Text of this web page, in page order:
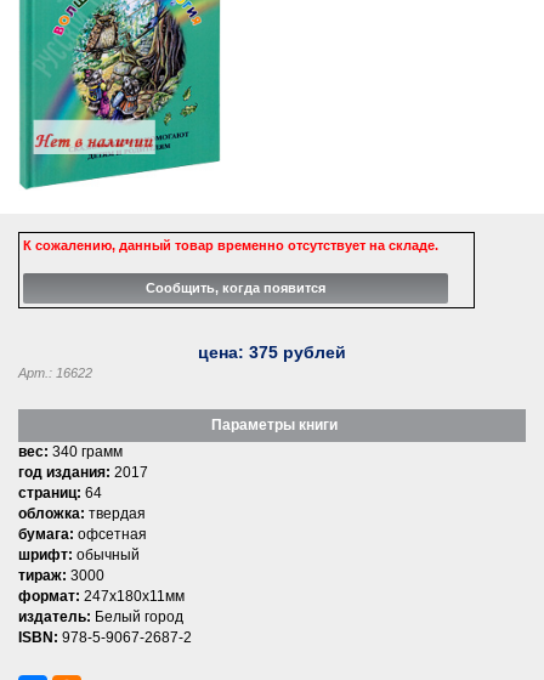
К сожалению, данный товар временно отсутствует на складе.
цена: 375 рублей
Арт.: 16622
Параметры книги
вес: 340 грамм
год издания: 2017
страниц: 64
обложка: твердая
бумага: офсетная
шрифт: обычный
тираж: 3000
формат: 247x180x11мм
издатель: Белый город
ISBN: 978-5-9067-2687-2